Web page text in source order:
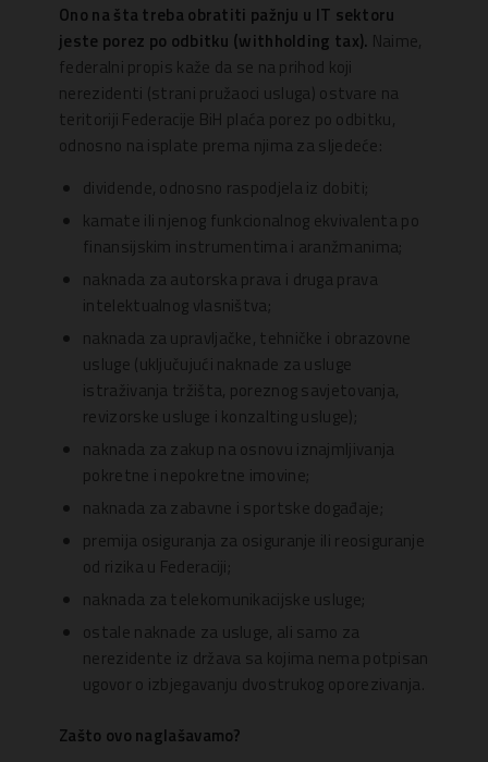
Ono na šta treba obratiti pažnju u IT sektoru
jeste porez po odbitku (withholding tax). Naime,
federalni propis kaže da se na prihod koji
nerezidenti (strani pružaoci usluga) ostvare na
teritoriji Federacije BiH plaća porez po odbitku,
odnosno na isplate prema njima za sljedeće:
dividende, odnosno raspodjela iz dobiti;
kamate ili njenog funkcionalnog ekvivalenta po
finansijskim instrumentima i aranžmanima;
naknada za autorska prava i druga prava
intelektualnog vlasništva;
naknada za upravljačke, tehničke i obrazovne
usluge (uključujući naknade za usluge
istraživanja tržišta, poreznog savjetovanja,
revizorske usluge i konzalting usluge);
naknada za zakup na osnovu iznajmljivanja
pokretne i nepokretne imovine;
naknada za zabavne i sportske događaje;
premija osiguranja za osiguranje ili reosiguranje
od rizika u Federaciji;
naknada za telekomunikacijske usluge;
ostale naknade za usluge, ali samo za
nerezidente iz država sa kojima nema potpisan
ugovor o izbjegavanju dvostrukog oporezivanja.
Zašto ovo naglašavamo?